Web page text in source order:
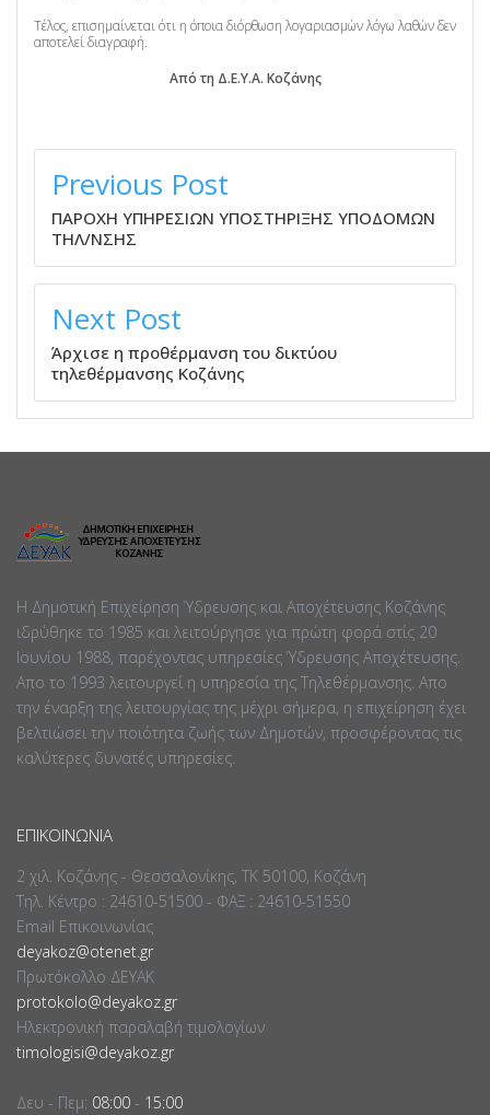
Τέλος, επισημαίνεται ότι η όποια διόρθωση λογαριασμών λόγω λαθών δεν
αποτελεί διαγραφή.
Από τη Δ.Ε.Υ.Α. Κοζάνης
ΠΛΟΉΓΗΣΗ
ΆΡΘΡΩΝ
Previous Post
ΠΑΡΟΧΗ ΥΠΗΡΕΣΙΩΝ ΥΠΟΣΤΗΡΙΞΗΣ ΥΠΟΔΟΜΩΝ
ΤΗΛ/ΝΣΗΣ
Next Post
Άρχισε η προθέρμανση του δικτύου
τηλεθέρμανσης Κοζάνης
Η Δημοτική Επιχείρηση Ύδρευσης και Αποχέτευσης Κοζάνης
ιδρύθηκε το 1985 και λειτούργησε για πρώτη φορά στίς 20
Ιουνίου 1988, παρέχοντας υπηρεσίες Ύδρευσης Αποχέτευσης.
Απο το 1993 λειτουργεί η υπηρεσία της Τηλεθέρμανσης. Απο
την έναρξη της λειτουργίας της μέχρι σήμερα, η επιχείρηση έχει
βελτιώσει την ποιότητα ζωής των Δημοτών, προσφέροντας τις
καλύτερες δυνατές υπηρεσίες.
ΕΠΙΚΟΙΝΩΝΊΑ
2 χιλ. Κοζάνης - Θεσσαλονίκης, ΤΚ 50100, Κοζάνη
Τηλ. Κέντρο : 24610-51500 - ΦΑΞ : 24610-51550
Email Επικοινωνίας
deyakoz@otenet.gr
Πρωτόκολλο ΔΕΥΑΚ
protokolo@deyakoz.gr
Ηλεκτρονική παραλαβή τιμολογίων
timologisi@deyakoz.gr
Δευ - Πεμ: 08:00 - 15:00